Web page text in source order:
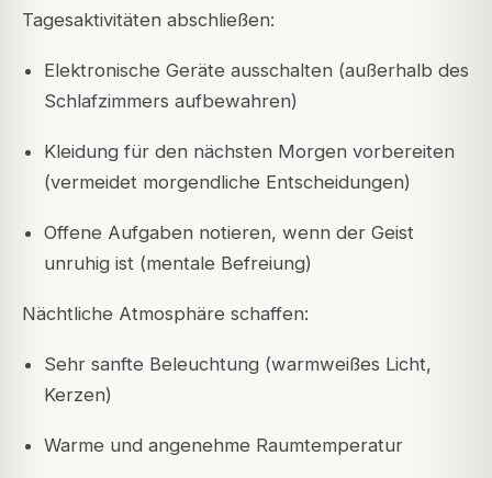
Tagesaktivitäten abschließen:
Elektronische Geräte ausschalten (außerhalb des
Schlafzimmers aufbewahren)
Kleidung für den nächsten Morgen vorbereiten
(vermeidet morgendliche Entscheidungen)
Offene Aufgaben notieren, wenn der Geist
unruhig ist (mentale Befreiung)
Nächtliche Atmosphäre schaffen:
Sehr sanfte Beleuchtung (warmweißes Licht,
Kerzen)
Warme und angenehme Raumtemperatur